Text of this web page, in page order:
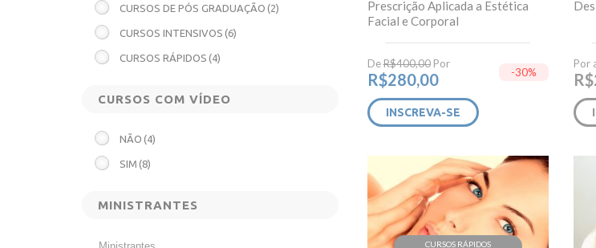
CURSOS DE PÓS GRADUAÇÃO (2)
CURSOS INTENSIVOS (6)
CURSOS RÁPIDOS (4)
CURSOS COM VÍDEO
NÃO (4)
SIM (8)
MINISTRANTES
Prescrição Aplicada a Estética
Facial e Corporal
DeR$400,00Por
R$280,00 -30%
INSCREVA-SE
Por
R$
CURSOS RÁPIDOS